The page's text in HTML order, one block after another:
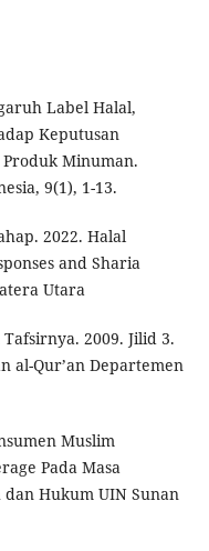
Label Halal,
Keputusan
Minuman.
9(1), 1-13.
2022. Halal
and Sharia
Utara
2009. Jilid 3.
al-Qur’an Departemen
Muslim
Pada Masa
dan Hukum UIN Sunan